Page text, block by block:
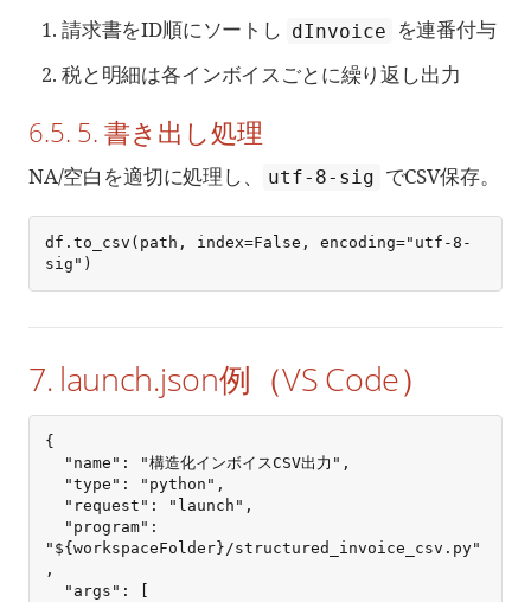
請求書をID順にソートし dInvoice
を連番付与
税と明細は各インボイスごとに繰り返し出力
6.5. 5. 書き出し処理
NA/空白を適切に処理し、 utf-8-sig でCSV保存。
df.to_csv(path, index=False, encoding="utf-8-
sig")
7. launch.json例（VS Code）
{
"${workspaceFolder}/structured_invoice_csv.py"
,